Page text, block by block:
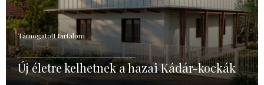
Támogatott tartalom
Új életre kelhetnek a hazai Kádár-kockák